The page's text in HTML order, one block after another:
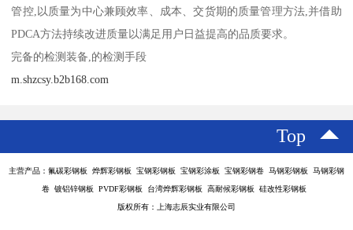
管控,以质量为中心兼顾效率、成本、交货期的质量管理方法,并借助
PDCA方法持续改进质量以满足用户日益提高的品质要求。
完备的检测装备,的检测手段
m.shzcsy.b2b168.com
Top
主营产品：氟碳彩钢板 烨辉彩钢板 宝钢彩钢板 宝钢彩涂板 宝钢彩钢卷 马钢彩钢板 马钢彩钢
卷 镀铝锌钢板 PVDF彩钢板 台湾烨辉彩钢板 高耐候彩钢板 硅改性彩钢板
版权所有：上海志辰实业有限公司